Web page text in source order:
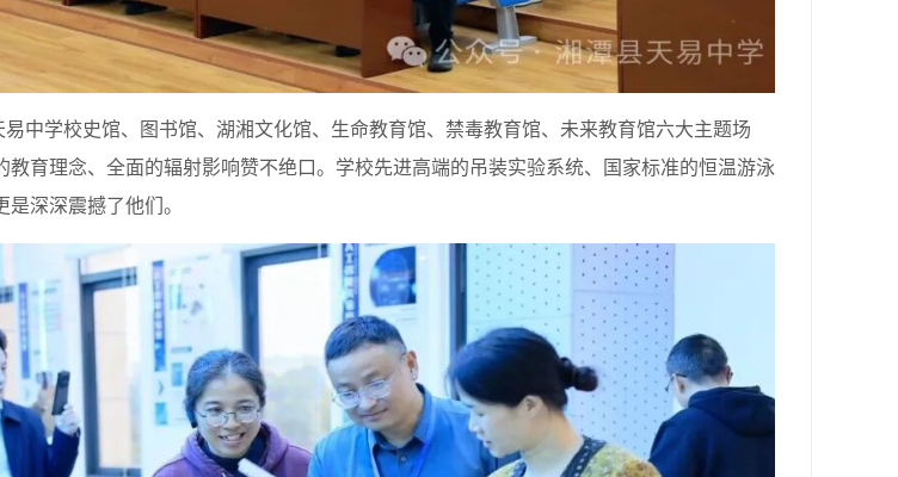
学校史馆、图书馆、湖湘文化馆、生命教育馆、禁毒教育馆、未来教育馆六大主题场
教育理念、全面的辐射影响赞不绝口。学校先进高端的吊装实验系统、国家标准的恒温游泳
深深震撼了他们。